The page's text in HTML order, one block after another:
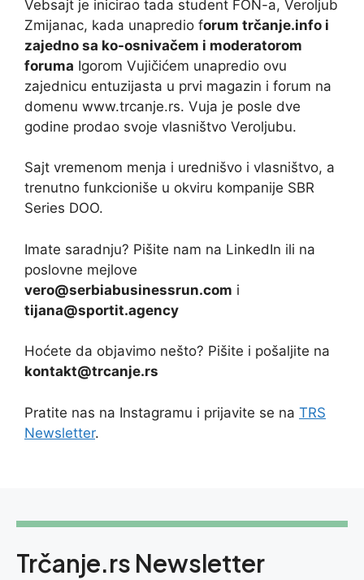
Vebsajt je inicirao tada student FON-a, Veroljub
Zmijanac, kada unapredio forum trčanje.info i
zajedno sa ko-osnivačem i moderatorom
foruma Igorom Vujičićem unapredio ovu
zajednicu entuzijasta u prvi magazin i forum na
domenu www.trcanje.rs. Vuja je posle dve
godine prodao svoje vlasništvo Veroljubu.
Sajt vremenom menja i urednišvo i vlasništvo, a
trenutno funkcioniše u okviru kompanije SBR
Series DOO.
Imate saradnju? Pišite nam na LinkedIn ili na
poslovne mejlove
vero@serbiabusinessrun.com i
tijana@sportit.agency
Hoćete da objavimo nešto? Pišite i pošaljite na
kontakt@trcanje.rs
Pratite nas na Instagramu i prijavite se na TRS
Newsletter.
Trčanje.rs Newsletter